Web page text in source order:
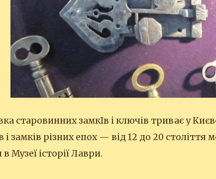
старовинних замкІв і ключів триває у
і замків різних епох — від 12 до 20
в Музеї історії Лаври.